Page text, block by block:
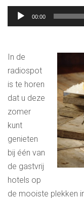
Audiospeler
00:00
In de
radiospot
is te horen
dat u deze
zomer
kunt
genieten
bij één van
de gastvrij
hotels op
de mooiste plekken